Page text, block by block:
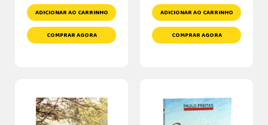
ADICIONAR AO CARRINHO
COMPRAR AGORA
ADICIONAR AO CARRINHO
COMPRAR AGORA